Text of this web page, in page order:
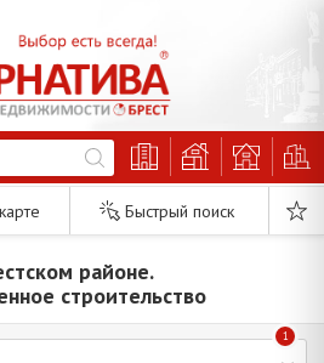
Быстрый поиск
районе.
строительство
1